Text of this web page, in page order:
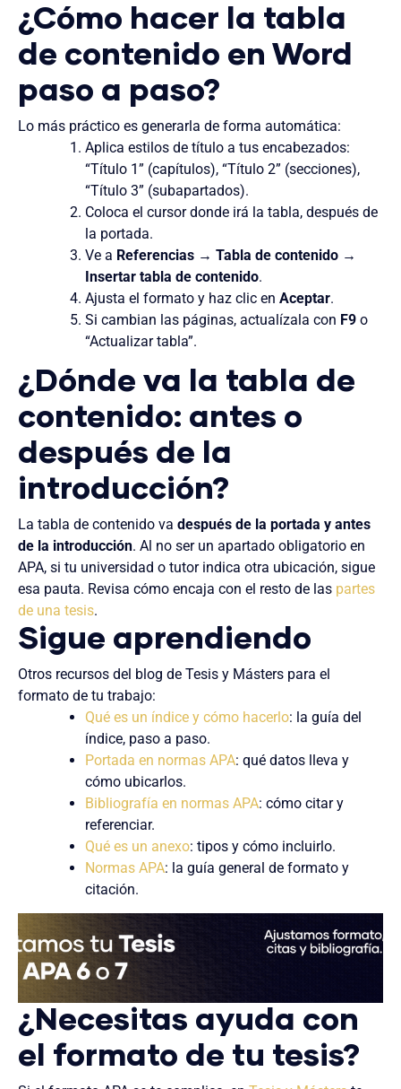
¿Cómo hacer la tabla
de contenido en Word
paso a paso?
Lo más práctico es generarla de forma automática:
Aplica estilos de título a tus encabezados:
“Título 1” (capítulos), “Título 2” (secciones),
“Título 3” (subapartados).
Coloca el cursor donde irá la tabla, después de
la portada.
Ve a Referencias →Tabla de contenido →
Insertar tabla de contenido.
Ajusta el formato y haz clic enAceptar.
Si cambian las páginas, actualízala con F9 o
“Actualizar tabla”.
¿Dónde va la tabla de
contenido: antes o
después de la
introducción?
La tabla de contenido va después de la portada y antes
de la introducción. Al no ser un apartado obligatorio en
APA, si tu universidad o tutor indica otra ubicación, sigue
esa pauta. Revisa cómo encaja con el resto de las partes
de una tesis.
Sigue aprendiendo
Otros recursos del blog de Tesis y Másters para el
formato de tu trabajo:
Qué es un índice y cómo hacerlo: la guía del
índice, paso a paso.
Portada en normas APA: qué datos lleva y
cómo ubicarlos.
Bibliografía en normas APA: cómo citar y
referenciar.
Qué es un anexo: tipos y cómo incluirlo.
Normas APA: la guía general de formato y
citación.
¿Necesitas ayuda con
el formato de tu tesis?